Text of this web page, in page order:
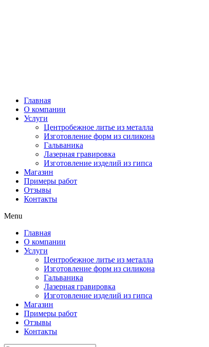
Главная
О компании
Услуги
Центробежное литье из металла
Изготовление форм из силикона
Гальваника
Лазерная гравировка
Изготовление изделий из гипса
Магазин
Примеры работ
Отзывы
Контакты
Menu
Главная
О компании
Услуги
Центробежное литье из металла
Изготовление форм из силикона
Гальваника
Лазерная гравировка
Изготовление изделий из гипса
Магазин
Примеры работ
Отзывы
Контакты